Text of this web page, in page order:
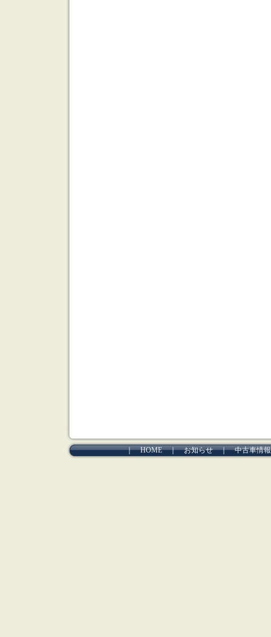
｜HOME｜お知らせ｜中古車情報